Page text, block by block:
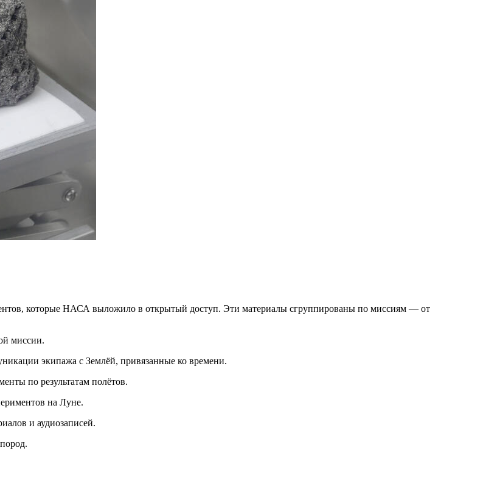
которые НАСА выложило в открытый доступ. Эти материалы сгруппированы по миссиям — от
миссии.
экипажа с Землёй, привязанные ко времени.
по результатам полётов.
на Луне.
и аудиозаписей.